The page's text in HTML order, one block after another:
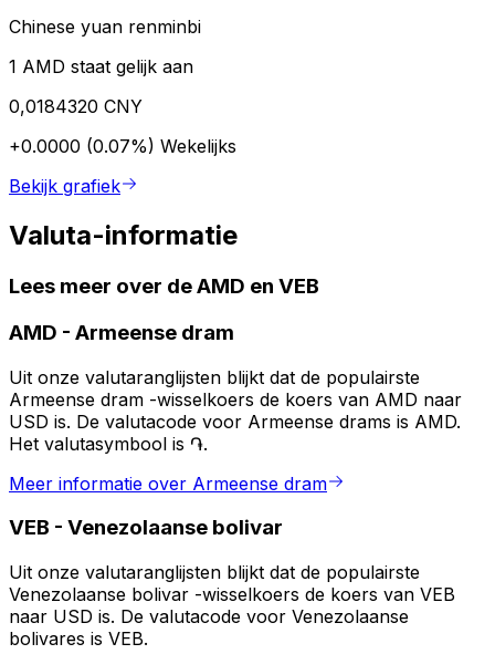
Chinese yuan renminbi
1 AMD staat gelijk aan
0,0184320 CNY
+0.0000 (0.07%) Wekelijks
Bekijk grafiek
Valuta-informatie
Lees meer over de AMD en VEB
AMD - Armeense dram
Uit onze valutaranglijsten blijkt dat de populairste
Armeense dram -wisselkoers de koers van AMD naar
USD is. De valutacode voor Armeense drams is AMD.
Het valutasymbool is ֏.
Meer informatie over Armeense dram
VEB - Venezolaanse bolivar
Uit onze valutaranglijsten blijkt dat de populairste
Venezolaanse bolivar -wisselkoers de koers van VEB
naar USD is. De valutacode voor Venezolaanse
bolivares is VEB.